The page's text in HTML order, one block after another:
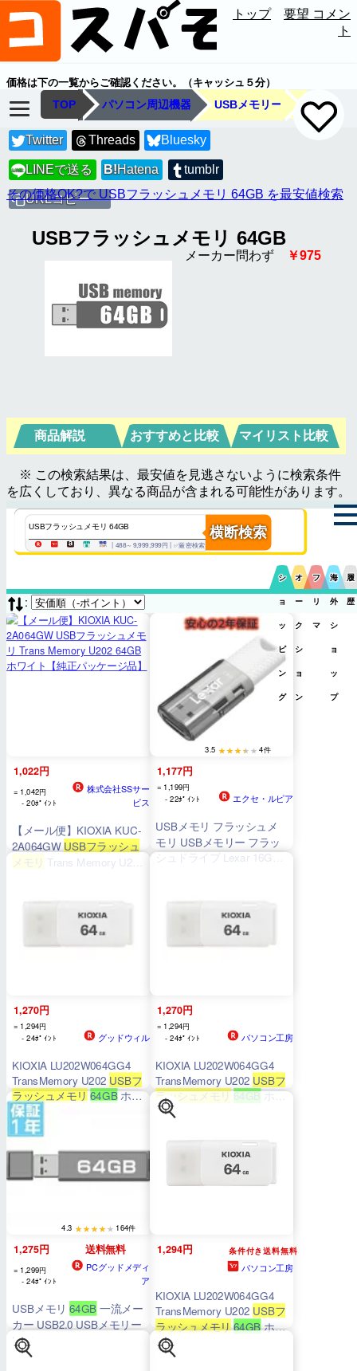
トップ
要望 コメン
ト
価格は下の一覧からご確認ください。（キャッシュ５分）
TOP パソコン周辺機器 USBメモリー
Twitter Threads Bluesky
LINE LINEで送る B!Hatena tumblr
URLコピー
その価格OK?で USBフラッシュメモリ 64GB を最安値検索
USBフラッシュメモリ 64GB
メーカー問わず ￥975
商品解説 おすすめと比較 マイリスト比較
※ この検索結果は、最安値を見逃さないように検索条件
を広くしており、異なる商品が含まれる可能性があります。